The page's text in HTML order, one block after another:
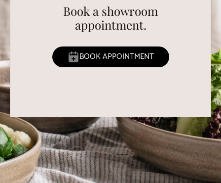
Book a showroom
appointment.
BOOK APPOINTMENT